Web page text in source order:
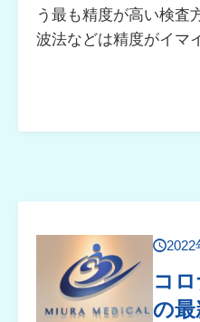
う最も精度が高い検査
波法などは精度がイマ
2022
コ
の